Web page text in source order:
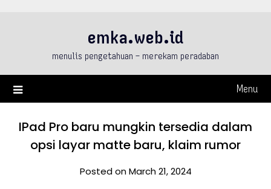
emka.web.id
menulis pengetahuan – merekam peradaban
Menu
IPad Pro baru mungkin tersedia dalam
opsi layar matte baru, klaim rumor
Posted on March 21, 2024